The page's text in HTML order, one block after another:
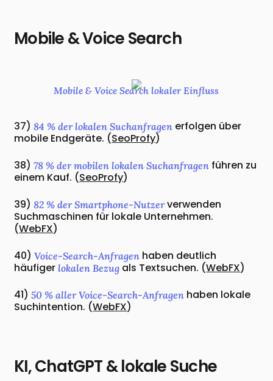
Mobile & Voice Search
Mobile & Voice Search lokaler Einfluss
37)84 % der lokalen Suchanfragen erfolgen über
mobile Endgeräte. (SeoProfy)
38)78 % der mobilen lokalen Suchanfragen führen zu
einem Kauf. (SeoProfy)
39)82 % der Smartphone-Nutzerverwenden
Suchmaschinen für lokale Unternehmen.
(WebFX)
40)Voice-Search-Anfragen haben deutlich
häufigerlokalen Bezug als Textsuchen. (WebFX)
41)50 % aller Voice-Search-Anfragen haben lokale
Suchintention. (WebFX)
KI, ChatGPT & lokale Suche